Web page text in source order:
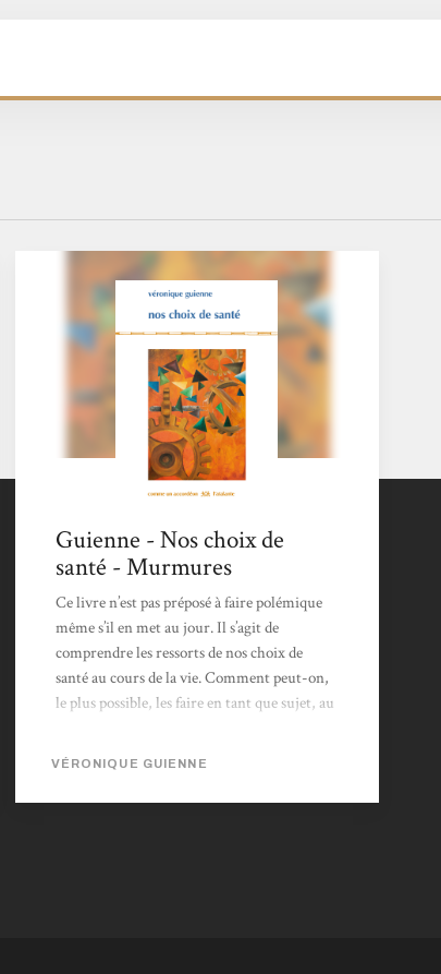
Guienne - Nos choix de
santé - Murmures
Ce livre n’est pas préposé à faire polémique
même s’il en met au jour. Il s’agit de
comprendre les ressorts de nos choix de
santé au cours de la vie. Comment peut-on,
le plus possible, les faire en tant que sujet, au
il y a une grande complexité de ces choix
socialement prescrit, conseillé, imposé,
VÉRONIQUE GUIENNE